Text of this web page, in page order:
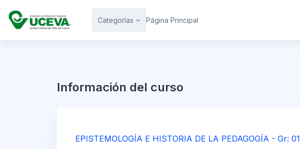
Categorías Página Principal
Información del curso
EPISTEMOLOGÍA E HISTORIA DE LA PEDAGOGÍA - Gr: 01